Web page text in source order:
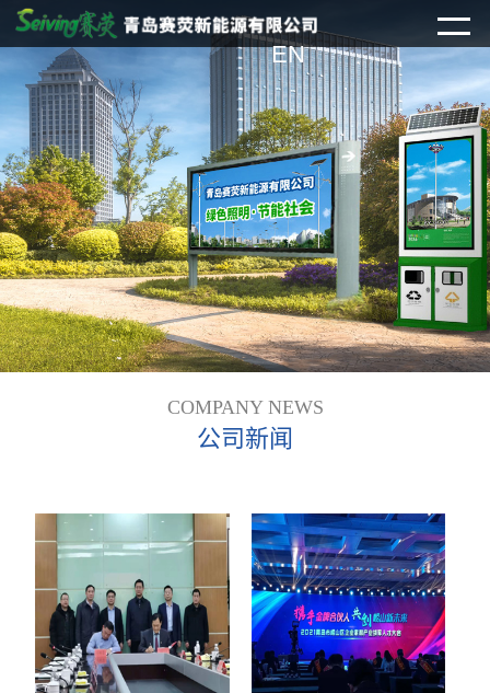
EN
COMPANY NEWS
公司新闻